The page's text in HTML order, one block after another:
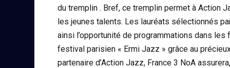
du tremplin . Bref, ce tremplin permet à Action
les jeunes talents. Les lauréats sélectionnés
ainsi l’opportunité de programmations dans
festival parisien « Ermi Jazz » grâce au
partenaire d’Action Jazz, France 3 NoA